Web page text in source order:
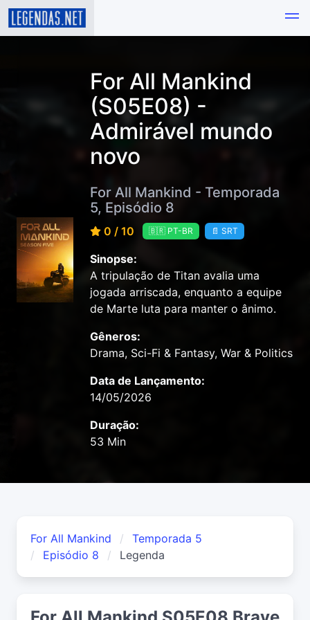
For All Mankind
(S05E08) -
Admirável mundo
novo
For All Mankind - Temporada
5, Episódio 8
0 / 10 🇧🇷 PT-BR 📄 SRT
Sinopse:
A tripulação de Titan avalia uma
jogada arriscada, enquanto a equipe
de Marte luta para manter o ânimo.
Gêneros:
Drama, Sci-Fi & Fantasy, War & Politics
Data de Lançamento:
14/05/2026
Duração:
53 Min
For All Mankind
Temporada 5
Episódio 8
Legenda